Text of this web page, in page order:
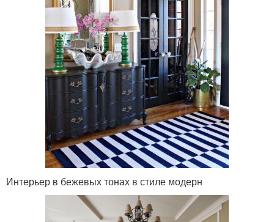
Интерьер в бежевых тонах в стиле модерн